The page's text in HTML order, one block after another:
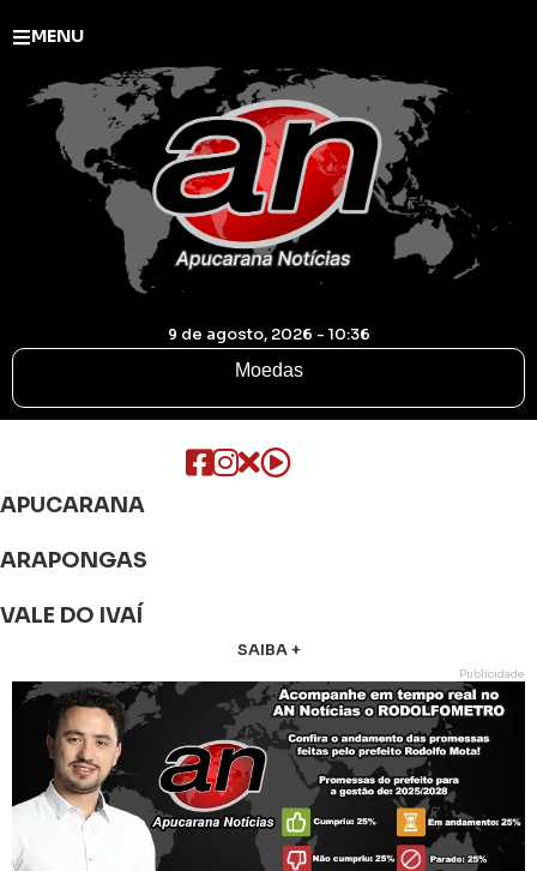
MENU
9 de agosto, 2026 - 10:36
Moedas
APUCARANA
ARAPONGAS
VALE DO IVAÍ
SAIBA +
Publicidade